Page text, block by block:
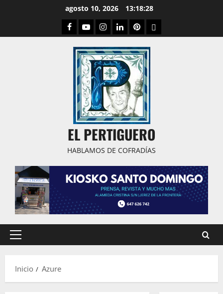
agosto 10, 2026 13:18:28
Facebook
YoutubeInstagram
LinkedPinterestDribbble
EL PERTIGUERO
HABLAMOS DE COFRADÍAS
Menú
Inicio
Azure